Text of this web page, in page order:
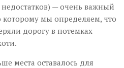
— очень важный
мы определяем, что
дорогу в потемках
места оставалось для